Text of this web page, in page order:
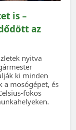
is –
az
nyitva
ki minden
a mosógépet, és
fokos